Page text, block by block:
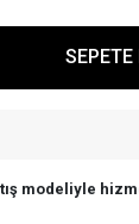
SEPETE
modeliyle